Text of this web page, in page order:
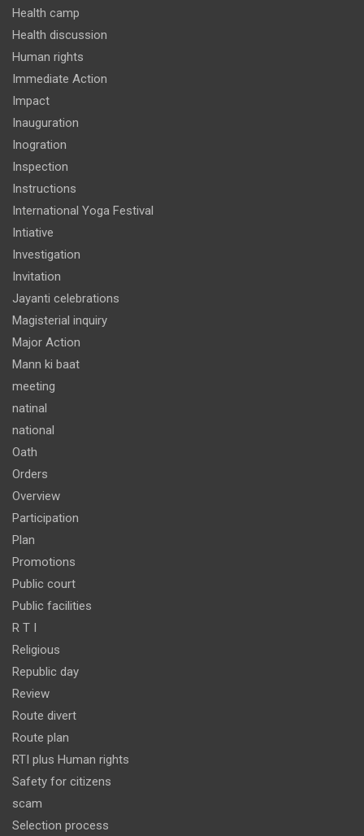
Health camp
Health discussion
Human rights
Immediate Action
Impact
Inauguration
Inogration
Inspection
Instructions
International Yoga Festival
Intiative
Investigation
Invitation
Jayanti celebrations
Magisterial inquiry
Major Action
Mann ki baat
meeting
natinal
national
Oath
Orders
Overview
Participation
Plan
Promotions
Public court
Public facilities
R T I
Religious
Republic day
Review
Route divert
Route plan
RTI plus Human rights
Safety for citizens
scam
Selection process